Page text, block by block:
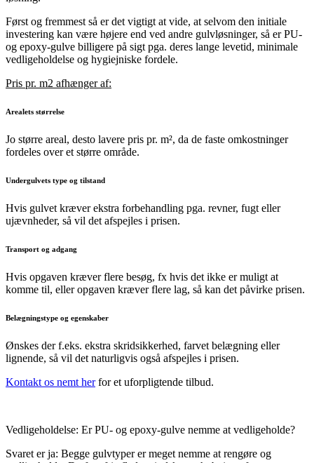
Først og fremmest så er det vigtigt at vide, at selvom den initiale
investering kan være højere end ved andre gulvløsninger, så er PU-
og epoxy-gulve billigere på sigt pga. deres lange levetid, minimale
vedligeholdelse og hygiejniske fordele.
Pris pr. m2 afhænger af:
Arealets størrelse
Jo større areal, desto lavere pris pr. m², da de faste omkostninger
fordeles over et større område.
Undergulvets type og tilstand
Hvis gulvet kræver ekstra forbehandling pga. revner, fugt eller
ujævnheder, så vil det afspejles i prisen.
Transport og adgang
Hvis opgaven kræver flere besøg, fx hvis det ikke er muligt at
komme til, eller opgaven kræver flere lag, så kan det påvirke prisen.
Belægningstype og egenskaber
Ønskes der f.eks. ekstra skridsikkerhed, farvet belægning eller
lignende, så vil det naturligvis også afspejles i prisen.
Kontakt os nemt herfor et uforpligtende tilbud.
Vedligeholdelse: Er PU- og epoxy-gulve nemme at vedligeholde?
Svaret er ja: Begge gulvtyper er meget nemme at rengøre og